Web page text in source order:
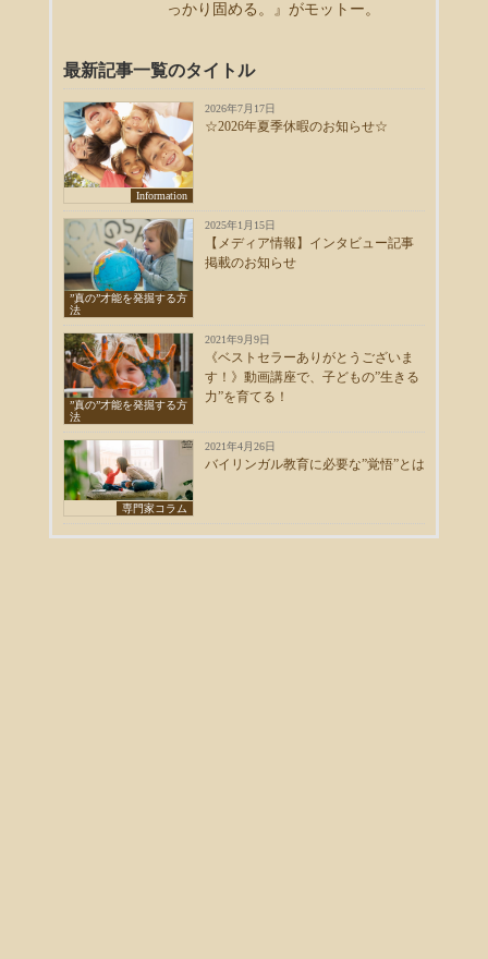
っかり固める。』がモットー。
最新記事一覧のタイトル
Information
2026年7月17日
☆2026年夏季休暇のお知らせ☆
”真の”才能を発掘する方
法
2025年1月15日
【メディア情報】インタビュー記事
掲載のお知らせ
”真の”才能を発掘する方
法
2021年9月9日
《ベストセラーありがとうございま
す！》動画講座で、子どもの”生きる
力”を育てる！
専門家コラム
2021年4月26日
バイリンガル教育に必要な”覚悟”とは